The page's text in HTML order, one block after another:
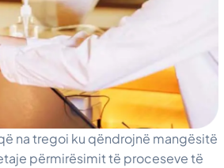
na tregoi ku qëndrojnë mangësitë
përmirësimit të proceseve të